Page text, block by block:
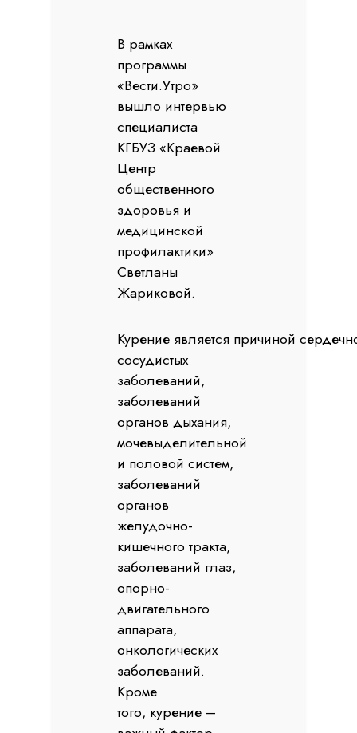
В рамках
программы
«Вести.Утро»
вышло интервью
специалиста
КГБУЗ «Краевой
Центр
общественного
здоровья и
медицинской
профилактики»
Светланы
Жариковой.
Курение является причиной
сосудистых
заболеваний,
заболеваний
органов дыхания,
мочевыделительной
и половой систем,
заболеваний
органов
желудочно-
кишечного тракта,
заболеваний глаз,
опорно-
двигательного
аппарата,
онкологических
заболеваний.
Кроме
того, курение –